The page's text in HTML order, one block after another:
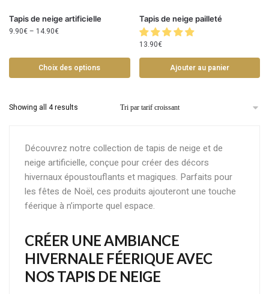
Tapis de neige artificielle
9.90€– 14.90€
Choix des options
Tapis de neige pailleté
13.90€
Ajouter au panier
Showing all 4 results
Découvrez notre collection de tapis de neige et de
neige artificielle, conçue pour créer des décors
hivernaux époustouflants et magiques. Parfaits pour
les fêtes de Noël, ces produits ajouteront une touche
féerique à n’importe quel espace.
CRÉER UNE AMBIANCE
HIVERNALE FÉERIQUE AVEC
NOS TAPIS DE NEIGE